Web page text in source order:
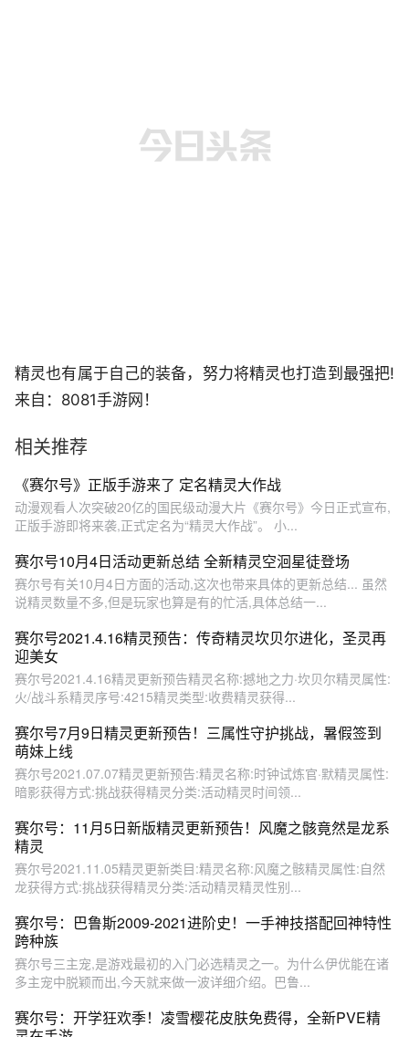
精灵也有属于自己的装备，努力将精灵也打造到最强把!
来自：8081手游网！
相关推荐
《赛尔号》正版手游来了 定名精灵大作战
动漫观看人次突破20亿的国民级动漫大片《赛尔号》今日正式宣布,
正版手游即将来袭,正式定名为“精灵大作战”。 小...
赛尔号10月4日活动更新总结 全新精灵空洄星徒登场
赛尔号有关10月4日方面的活动,这次也带来具体的更新总结... 虽然
说精灵数量不多,但是玩家也算是有的忙活,具体总结一...
赛尔号2021.4.16精灵预告：传奇精灵坎贝尔进化，圣灵再
迎美女
赛尔号2021.4.16精灵更新预告精灵名称:撼地之力·坎贝尔精灵属性:
火/战斗系精灵序号:4215精灵类型:收费精灵获得...
赛尔号7月9日精灵更新预告！三属性守护挑战，暑假签到
萌妹上线
赛尔号2021.07.07精灵更新预告:精灵名称:时钟试炼官·默精灵属性:
暗影获得方式:挑战获得精灵分类:活动精灵时间领...
赛尔号：11月5日新版精灵更新预告！风魔之骸竟然是龙系
精灵
赛尔号2021.11.05精灵更新类目:精灵名称:风魔之骸精灵属性:自然
龙获得方式:挑战获得精灵分类:活动精灵精灵性别...
赛尔号：巴鲁斯2009-2021进阶史！一手神技搭配回神特性
跨种族
赛尔号三主宠,是游戏最初的入门必选精灵之一。为什么伊优能在诸
多主宠中脱颖而出,今天就来做一波详细介绍。巴鲁...
赛尔号：开学狂欢季！凌雪樱花皮肤免费得，全新PVE精